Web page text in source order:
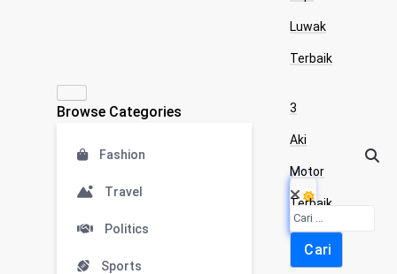
Browse Categories
Fashion
Travel
Politics
Sports
Luwak
Terbaik
3
Aki
Motor
Terbaik
Easy